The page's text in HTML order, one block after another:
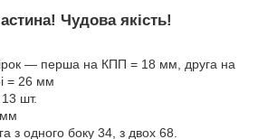
Чудова якість!
— перша на КПП = 18 мм, друга на
= 26 мм
13 шт.
з одного боку 34, з двох 68.